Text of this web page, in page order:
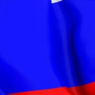
منوعات
البرامج